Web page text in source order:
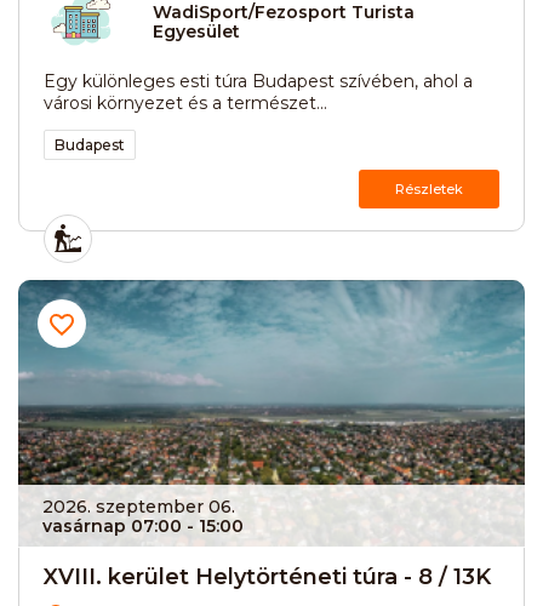
WadiSport/Fezosport Turista
Egyesület
Egy különleges esti túra Budapest szívében, ahol a
városi környezet és a természet...
Budapest
Részletek
2026. szeptember 06.
vasárnap 07:00 - 15:00
XVIII. kerület Helytörténeti túra - 8 / 13K